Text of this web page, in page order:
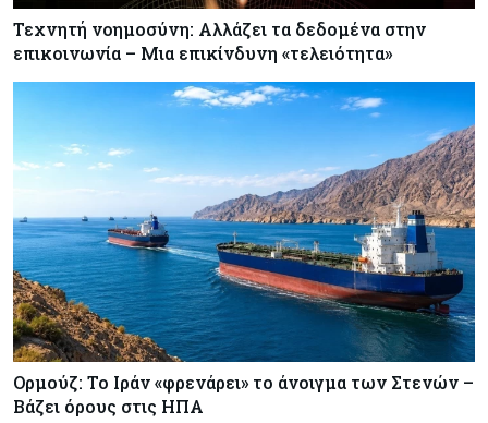
Τεχνητή νοημοσύνη: Αλλάζει τα δεδομένα στην
επικοινωνία – Μια επικίνδυνη «τελειότητα»
Ορμούζ: Το Ιράν «φρενάρει» το άνοιγμα των Στενών –
Βάζει όρους στις ΗΠΑ